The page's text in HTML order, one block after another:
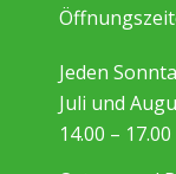
Jeden
Juli und
14.00 –